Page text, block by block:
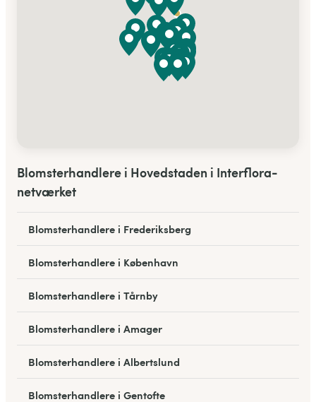
Blomsterhandlere i Hovedstaden i Interflora-
netværket
Blomsterhandlere i Frederiksberg
Blomsterhandlere i København
Blomsterhandlere i Tårnby
Blomsterhandlere i Amager
Blomsterhandlere i Albertslund
Blomsterhandlere i Gentofte